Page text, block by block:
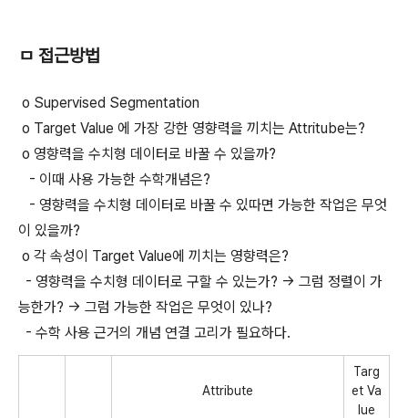
ㅁ 접근방법
o Supervised Segmentation
o Target Value 에 가장 강한 영향력을 끼치는 Attritube는?
o 영향력을 수치형 데이터로 바꿀 수 있을까?
- 이때 사용 가능한 수학개념은?
- 영향력을 수치형 데이터로 바꿀 수 있따면 가능한 작업은 무엇
이 있을까?
o 각 속성이 Target Value에 끼치는 영향력은?
- 영향력을 수치형 데이터로 구할 수 있는가? -> 그럼 정렬이 가
능한가? -> 그럼 가능한 작업은 무엇이 있나?
- 수학 사용 근거의 개념 연결 고리가 필요하다.
Attribute
Targ
et Va
lue